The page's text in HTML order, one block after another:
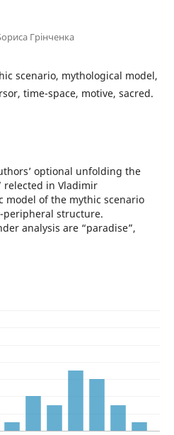
Грінченка
scenario, mythological model,
time-space, motive, sacred.
optional unfolding the
relected in Vladimir
model of the mythic scenario
structure.
analysis are “рaradise”,